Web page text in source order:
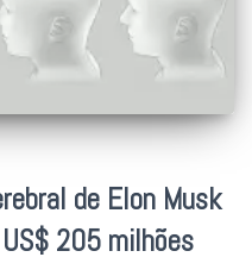
de Elon Musk
205 milhões